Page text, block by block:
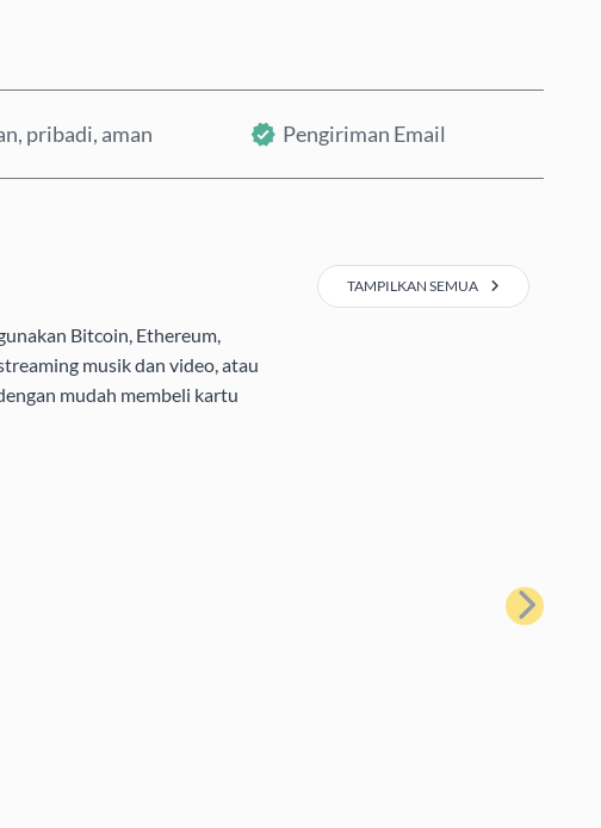
pribadi, aman Pengiriman Email
Bitcoin, Ethereum,
musik dan video, atau
mudah membeli kartu
TAMPILKAN SEMUA
Berikutnya